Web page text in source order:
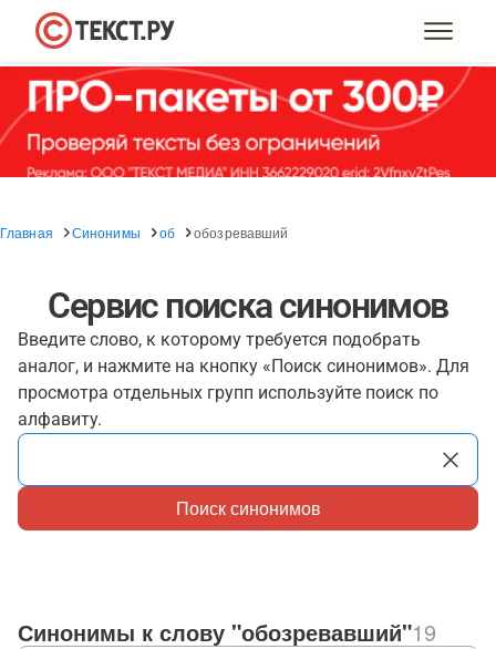
Главная Синонимы об обозревавший
Сервис поиска синонимов
Введите слово, к которому требуется подобрать
аналог, и нажмите на кнопку «Поиск синонимов». Для
просмотра отдельных групп используйте поиск по
алфавиту.
Поиск синонимов
Синонимы к слову "обозревавший"19